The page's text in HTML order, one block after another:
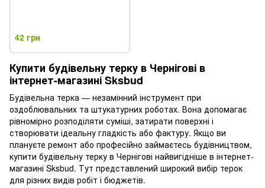
42 грн
Купити будівельну терку в Чернігові в
інтернет-магазині Sksbud
Будівельна терка — незамінний інструмент при
оздоблювальних та штукатурних роботах. Вона допомагає
рівномірно розподіляти суміші, затирати поверхні і
створювати ідеальну гладкість або фактуру. Якщо ви
плануєте ремонт або професійно займаєтесь будівництвом,
купити будівельну терку в Чернігові найвигідніше в інтернет-
магазині Sksbud. Тут представлений широкий вибір терок
для різних видів робіт і бюджетів.